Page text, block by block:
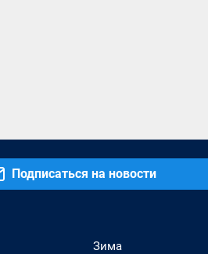
Подписаться на новости
Зима